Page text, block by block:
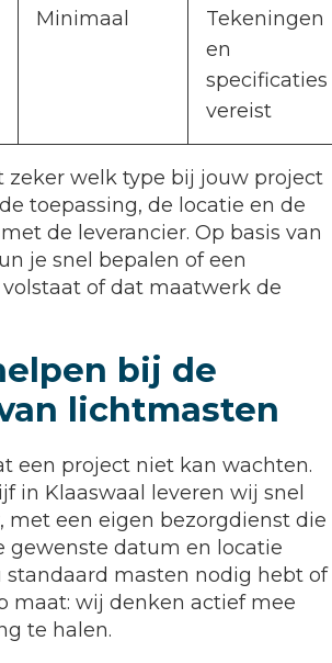
Minimaal
Tekeningen
en
specificaties
vereist
zeker welk type bij jouw project
toepassing, de locatie en de
de leverancier. Op basis van
je snel bepalen of een
of dat maatwerk de
bij de
lichtmasten
een project niet kan wachten.
in Klaaswaal leveren wij snel
met een eigen bezorgdienst die
gewenste datum en locatie
standaard masten nodig hebt of
maat: wij denken actief mee
te halen.